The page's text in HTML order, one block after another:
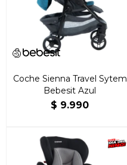
Coche Sienna Travel Sytem
Bebesit Azul
$ 9.990